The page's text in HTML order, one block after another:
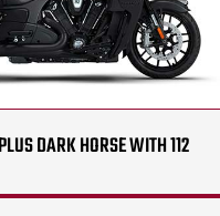
DARK HORSE WITH 112